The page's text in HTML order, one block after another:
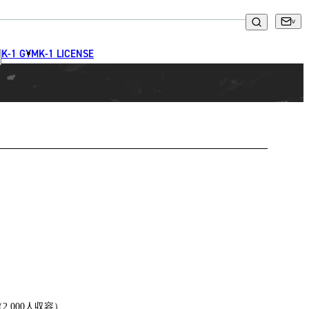
K-1 GYMK-1 LICENSE
人収容）